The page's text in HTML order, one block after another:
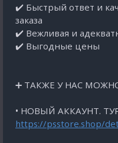
✔️ Быстрый ответ и
заказа
✔️ Вежливая и
✔️ Выгодные цены
➕ ТАКЖЕ У НАС
• НОВЫЙ АККАУНТ.
https://psstore.shop/